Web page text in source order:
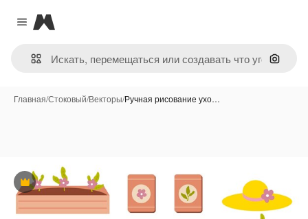
Close menu
Magnific
Поиск
Главная/Стоковый/Векторы/Ручная рисование ухо…
Премиум